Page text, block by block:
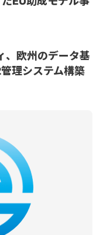
、欧州のデータ基
理システム構築